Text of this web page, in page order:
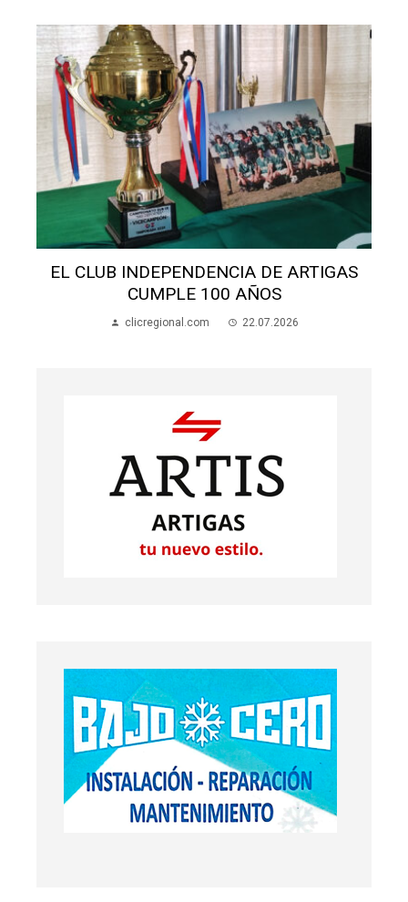
EL CLUB INDEPENDENCIA DE ARTIGAS
CUMPLE 100 AÑOS
clicregional.com 22.07.2026